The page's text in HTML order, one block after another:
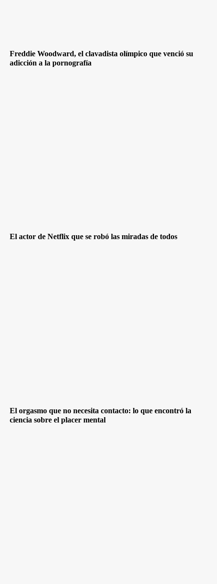
Freddie Woodward, el clavadista olímpico que venció su
adicción a la pornografía
El actor de Netflix que se robó las miradas de todos
El orgasmo que no necesita contacto: lo que encontró la
ciencia sobre el placer mental